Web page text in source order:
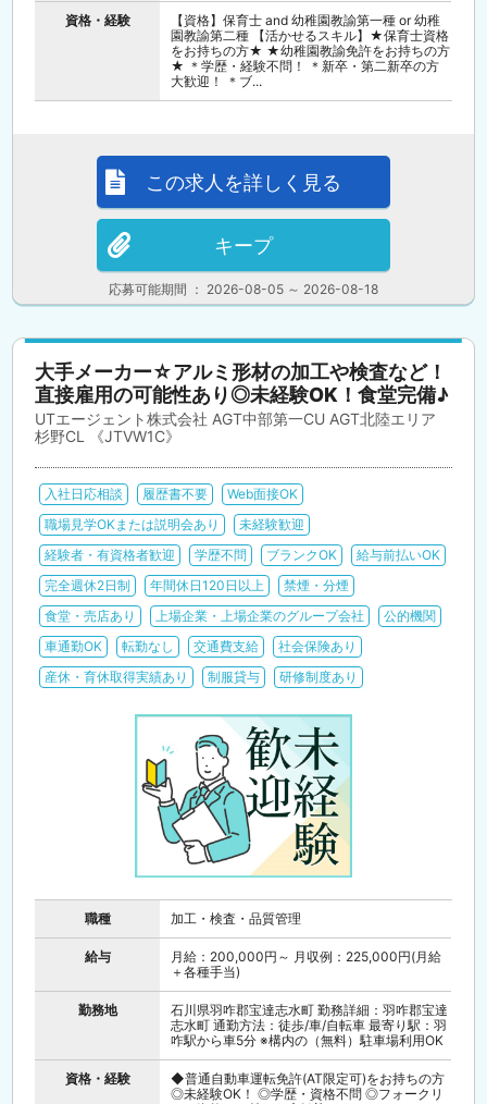
資格・経験
【資格】保育士 and 幼稚園教諭第一種 or 幼稚
園教諭第二種 【活かせるスキル】★保育士資格
をお持ちの方★ ★幼稚園教諭免許をお持ちの方
★ ＊学歴・経験不問！ ＊新卒・第二新卒の方
大歓迎！ ＊ブ...
応募可能期間 ： 2026-08-05 ～ 2026-08-18
この求人を詳しく見る
キープ
大手メーカー☆アルミ形材の加工や検査など！
直接雇用の可能性あり◎未経験OK！食堂完備♪
UTエージェント株式会社 AGT中部第一CU AGT北陸エリア
杉野CL 《JTVW1C》
入社日応相談 履歴書不要
Web面接OK
職場見学OKまたは説明会あり
未経験歓迎
経験者・有資格者歓迎
学歴不問 ブランクOK
給与前払いOK
完全週休2日制
年間休日120日以上
禁煙・分煙
食堂・売店あり
上場企業・上場企業のグループ会社
公的機関
車通勤OK
転勤なし 交通費支給
社会保険あり
産休・育休取得実績あり
制服貸与 研修制度あり
職種 加工・検査・品質管理
給与
月給：200,000円～ 月収例：225,000円(月給
＋各種手当)
勤務地
石川県羽咋郡宝達志水町 勤務詳細：羽咋郡宝達
志水町 通勤方法：徒歩/車/自転車 最寄り駅：羽
咋駅から車5分 ※構内の（無料）駐車場利用OK
資格・経験
◆普通自動車運転免許(AT限定可)をお持ちの方
◎未経験OK！ ◎学歴・資格不問 ◎フォークリ